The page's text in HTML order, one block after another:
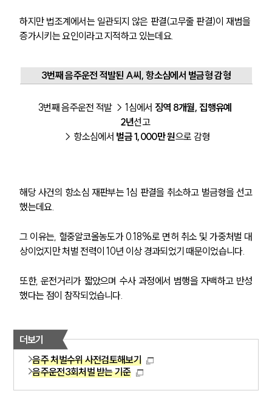
하지만 법조계에서는 일관되지 않은 판결(고무줄 판결)이 재범을
증가시키는 요인이라고 지적하고 있는데요.
3번째 음주운전 적발된 A씨, 항소심에서 벌금형 감형
3번째 음주운전 적발 → 1심에서 징역 8개월, 집행유예
2년선고
→ 항소심에서 벌금 1,000만 원으로 감형
해당 사건의 항소심 재판부는 1심 판결을 취소하고 벌금형을 선고
했는데요.
그 이유는, 혈중알코올농도가 0.18%로 면허 취소 및 가중처벌 대
상이었지만 처벌 전력이 10년 이상 경과되었기 때문이었습니다.
또한, 운전거리가 짧았으며 수사 과정에서 범행을 자백하고 반성
했다는 점이 참작되었습니다.
더보기
음주 처벌수위 사전검토해보기
음주운전3회처벌 받는 기준